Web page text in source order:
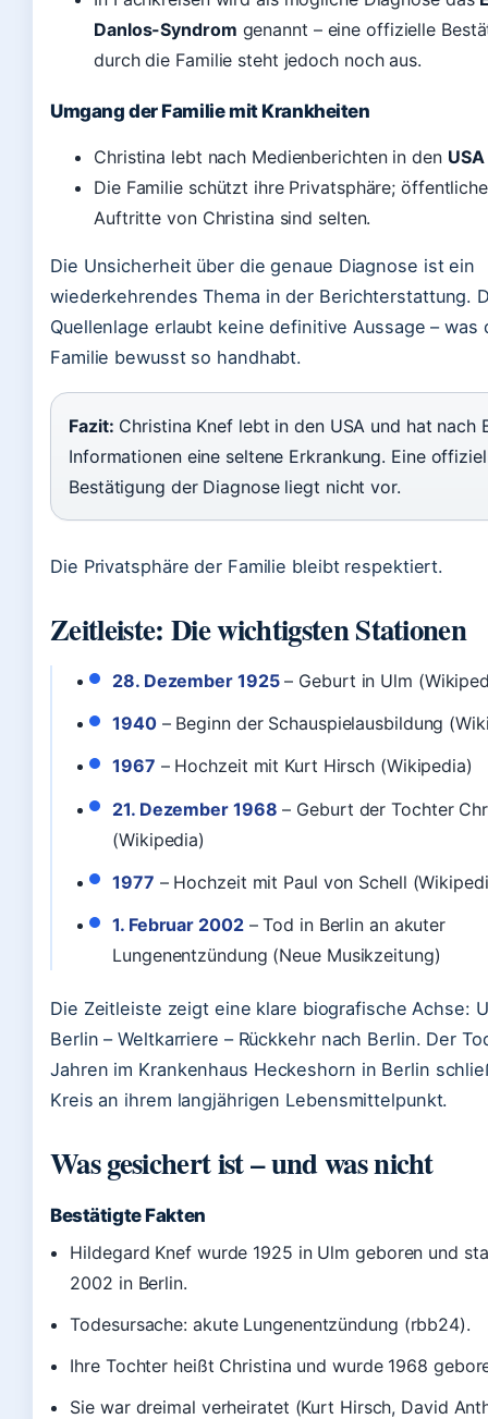
Danlos-Syndrom genannt – eine offizielle
durch die Familie steht jedoch noch aus.
Umgang der Familie mit Krankheiten
Christina lebt nach Medienberichten in den USA
Die Familie schützt ihre Privatsphäre; öffentliche
Auftritte von Christina sind selten.
Die Unsicherheit über die genaue Diagnose ist ein
wiederkehrendes Thema in der Berichterstattung.
Quellenlage erlaubt keine definitive Aussage – was
Familie bewusst so handhabt.
Fazit: Christina Knef lebt in den USA und hat nach
Informationen eine seltene Erkrankung. Eine
Bestätigung der Diagnose liegt nicht vor.
Die Privatsphäre der Familie bleibt respektiert.
Zeitleiste: Die wichtigsten Stationen
28. Dezember 1925– Geburt in Ulm
1940– Beginn der Schauspielausbildung
1967 – Hochzeit mit Kurt Hirsch (Wikipedia)
21. Dezember 1968 – Geburt der Tochter
(Wikipedia)
1977 – Hochzeit mit Paul von Schell
1. Februar 2002– Tod in Berlin an akuter
Lungenentzündung (Neue Musikzeitung)
Die Zeitleiste zeigt eine klare biografische Achse:
Berlin – Weltkarriere – Rückkehr nach Berlin. Der
Jahren im Krankenhaus Heckeshorn in Berlin
Kreis an ihrem langjährigen Lebensmittelpunkt.
Was gesichert ist – und was nicht
Bestätigte Fakten
Hildegard Knef wurde 1925 in Ulm geboren und
2002 in Berlin.
Todesursache: akute Lungenentzündung (rbb24).
Ihre Tochter heißt Christina und wurde 1968
Sie war dreimal verheiratet (Kurt Hirsch, David